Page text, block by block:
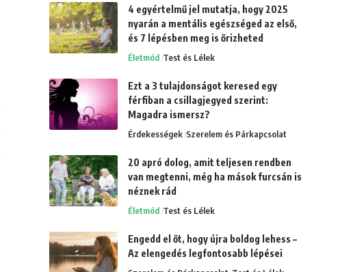
4 egyértelmű jel mutatja, hogy 2025
nyarán a mentális egészséged az első,
és 7 lépésben meg is őrizheted
Életmód Test és Lélek
Ezt a 3 tulajdonságot keresed egy
férfiban a csillagjegyed szerint:
Magadra ismersz?
Érdekességek Szerelem és Párkapcsolat
20 apró dolog, amit teljesen rendben
van megtenni, még ha mások furcsán is
néznek rád
Életmód Test és Lélek
Engedd el őt, hogy újra boldog lehess –
Az elengedés legfontosabb lépései